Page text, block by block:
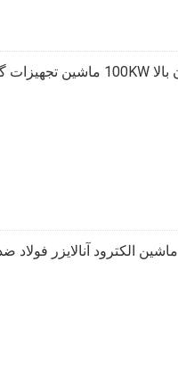
ماشین الکترود آنالایزر فولاد ضد